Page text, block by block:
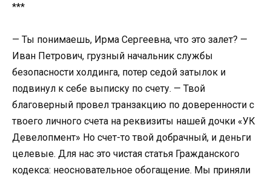
***
— Ты понимаешь, Ирма Сергеевна, что это залет? —
Иван Петрович, грузный начальник службы
безопасности холдинга, потер седой затылок и
подвинул к себе выписку по счету. — Твой
благоверный провел транзакцию по доверенности с
твоего личного счета на реквизиты нашей дочки «УК
Девелопмент» Но счет-то твой добрачный, и деньги
целевые. Для нас это чистая статья Гражданского
кодекса: неосновательное обогащение. Мы приняли